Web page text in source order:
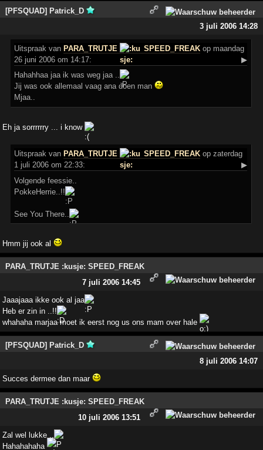
[PFSQUAD] Patrick_D
3 juli 2006 14:28
Uitspraak van PARA_TRUTJE SPEED_FREAK op maandag
26 juni 2006 om 14:17:
▶
Hahahhaa jaa ik was weg jaa ..
Jij was ook allemaal vaag ana doen man
Mjaa..
Eh ja sorrrrrry ... i know
Uitspraak van PARA_TRUTJE SPEED_FREAK op zaterdag
1 juli 2006 om 22:33:
▶
Volgende feessie..
PokkeHerrie..!!
See You There..
Hmm jij ook al
PARA_TRUTJE :kusje: SPEED_FREAK
7 juli 2006 14:45
Jaaajaaa ikke ook al jaa
Heb er zin in ..!!
whahaha marjaa moet ik eerst nog us ons mam over hale
[PFSQUAD] Patrick_D
8 juli 2006 14:07
Succes dermee dan maar
PARA_TRUTJE :kusje: SPEED_FREAK
10 juli 2006 13:51
Zal wel lukke ..
Hahahahaha